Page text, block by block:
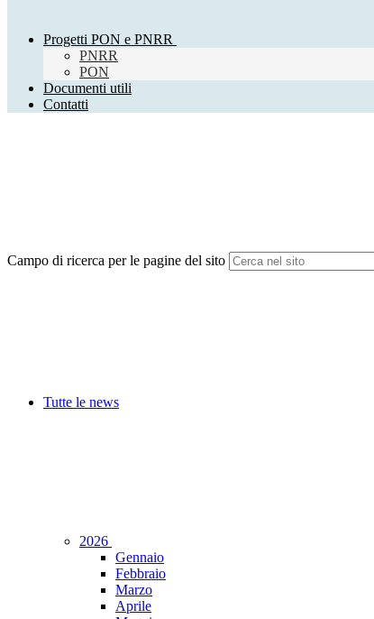
Progetti PON e PNRR
PNRR
PON
Documenti utili
Contatti
Campo di ricerca per le pagine del sito
Tutte le news
2026
Gennaio
Febbraio
Marzo
Aprile